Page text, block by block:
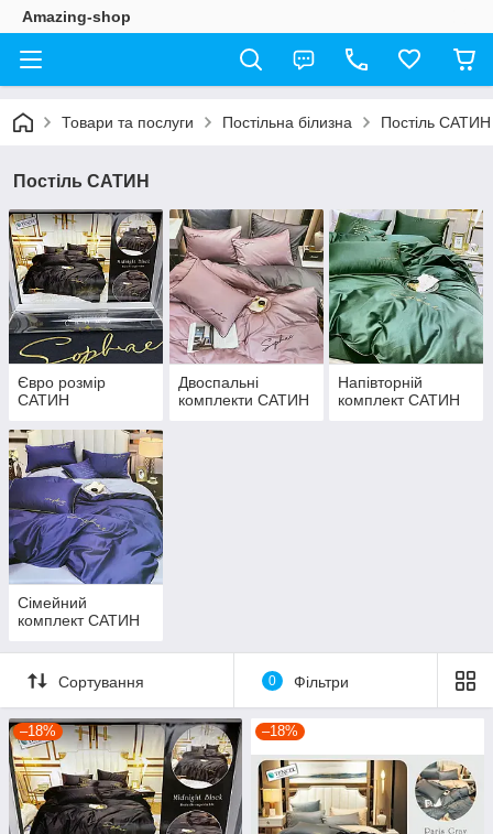
Amazing-shop
Товари та послуги Постільна білизна Постіль САТИН
Постіль САТИН
Євро розмір
САТИН
Двоспальні
комплекти САТИН
Напівторній
комплект САТИН
Сімейний
комплект САТИН
Сортування 0 Фільтри
–18% –18%